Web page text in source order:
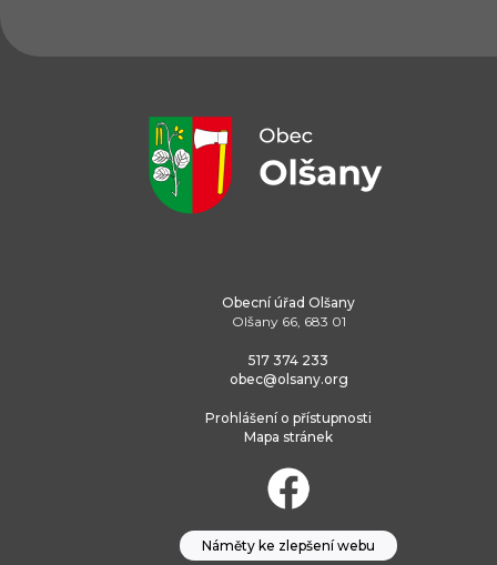
Obecní úřad Olšany
Olšany 66, 683 01
517 374 233
obec@olsany.org
Prohlášení o přístupnosti
Mapa stránek
Náměty ke zlepšení webu